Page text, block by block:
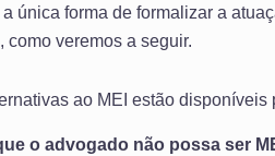
a única forma de formalizar a
, como veremos a seguir.
ao MEI estão disponíveis
o advogado não possa ser